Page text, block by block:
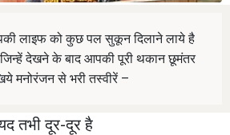
लाइफ को कुछ पल सुकून दिलाने लाये है
देखने के बाद आपकी पूरी थकान छूमंतर
मनोरंजन से भरी तस्वीरें –
तभी दूर-दूर है